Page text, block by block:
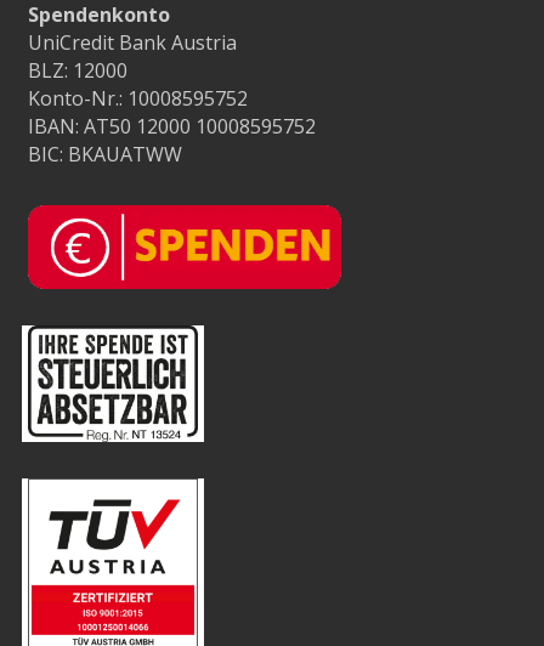
Spendenkonto
UniCredit Bank Austria
BLZ: 12000
Konto-Nr.: 10008595752
IBAN: AT50 12000 10008595752
BIC: BKAUATWW